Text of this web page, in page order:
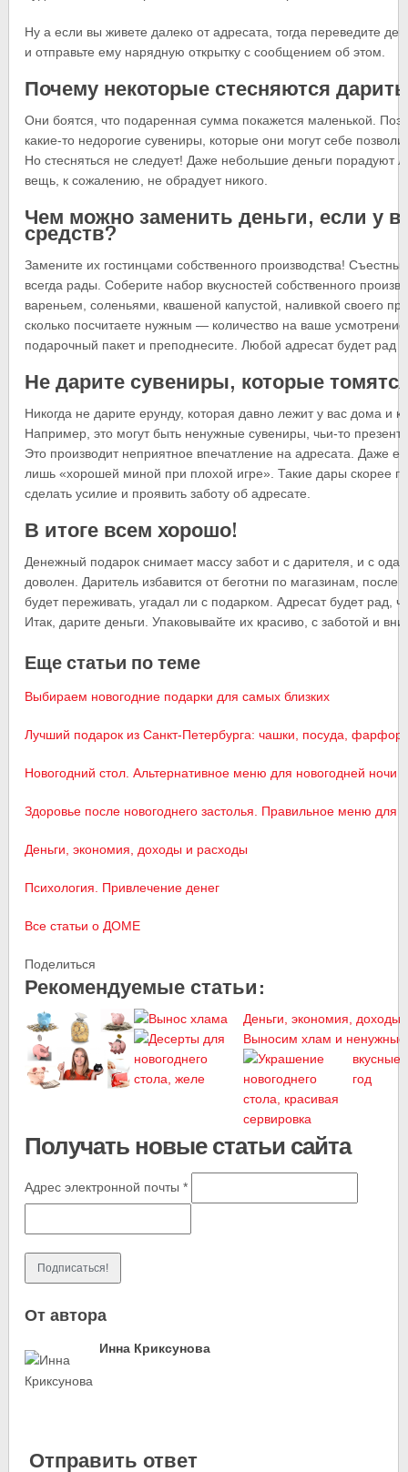
Ну а если вы живете далеко от адресата, тогда переведите
и отправьте ему нарядную открытку с сообщением об этом.
Почему некоторые стесняются
Они боятся, что подаренная сумма покажется маленькой.
какие-то недорогие сувениры, которые они могут себе
Но стесняться не следует! Даже небольшие деньги порадуют
вещь, к сожалению, не обрадует никого.
Чем можно заменить деньги, если у
средств?
Замените их гостинцами собственного производства!
всегда рады. Соберите набор вкусностей собственного
вареньем, соленьями, квашеной капустой, наливкой своего
сколько посчитаете нужным — количество на ваше
подарочный пакет и преподнесите. Любой адресат будет рад
Не дарите сувениры, которые
Никогда не дарите ерунду, которая давно лежит у вас дома и
Например, это могут быть ненужные сувениры, чьи-то
Это производит неприятное впечатление на адресата. Даже
лишь «хорошей миной при плохой игре». Такие дары скорее
сделать усилие и проявить заботу об адресате.
В итоге всем хорошо!
Денежный подарок снимает массу забот и с дарителя, и с
доволен. Даритель избавится от беготни по магазинам,
будет переживать, угадал ли с подарком. Адресат будет рад,
Итак, дарите деньги. Упаковывайте их красиво, с заботой и
Еще статьи по теме
Выбираем новогодние подарки для самых близких
Лучший подарок из Санкт-Петербурга: чашки, посуда, фарфор
Новогодний стол. Альтернативное меню для новогодней ночи
Здоровье после новогоднего застолья. Правильное меню для
Деньги, экономия, доходы и расходы
Психология. Привлечение денег
Все статьи о ДОМЕ
Поделиться
Рекомендуемые статьи:
Деньги, экономия, доходы
Выносим хлам и
вкусные
год
Получать новые статьи сайта
Адрес электронной почты*
От автора
Инна Криксунова
Отправить ответ